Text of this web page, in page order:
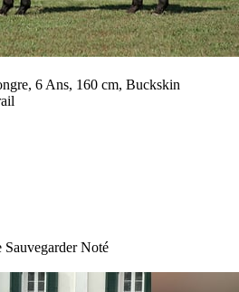
6 Ans, 160 cm, Buckskin
Sauvegarder Noté